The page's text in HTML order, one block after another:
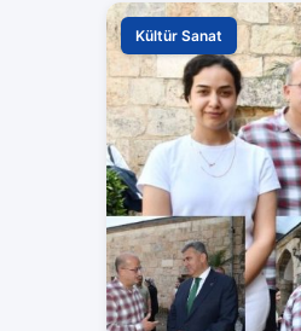
Kültür Sanat